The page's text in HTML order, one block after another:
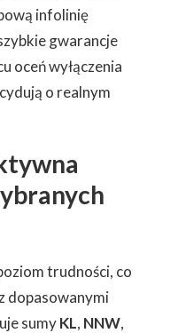
infolinię
gwarancje
oceń wyłączenia
o realnym
trudności, co
dopasowanymi
sumyKL, NNW,